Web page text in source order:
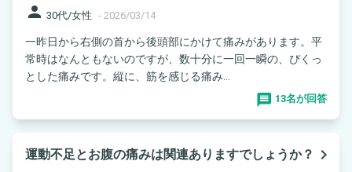
person 30代/女性 - 2026/03/14
一昨日から右側の首から後頭部にかけて痛みがあります。平
常時はなんともないのですが、数十分に一回一瞬の、ぴくっ
とした痛みです。縦に、筋を感じる痛み...
13名が回答
運動不足とお腹の痛みは関連ありますでしょうか？ navigate_next